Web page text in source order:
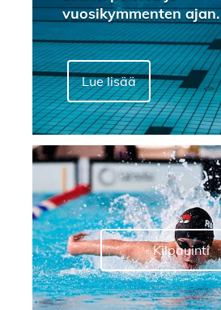
vuosikymmenten ajan.
Lue lisää
Kilpauinti